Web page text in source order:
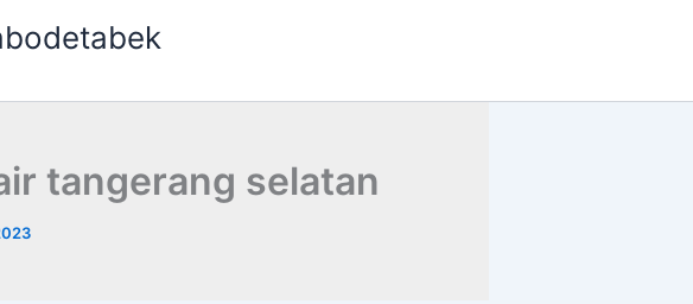
tangerang selatan